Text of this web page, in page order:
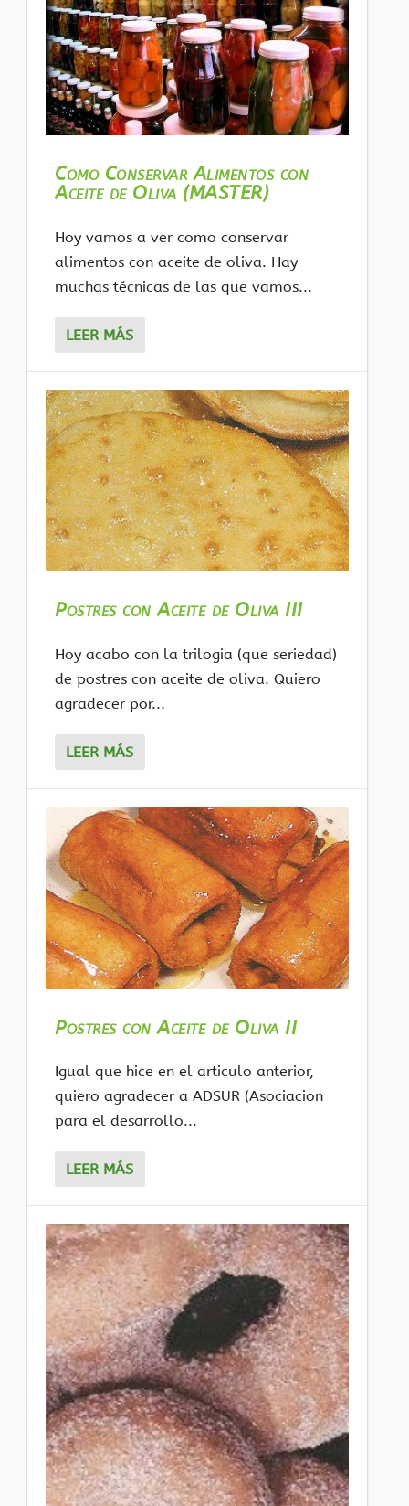
Como Conservar Alimentos con
Aceite de Oliva (MASTER)
Hoy vamos a ver como conservar
alimentos con aceite de oliva. Hay
muchas técnicas de las que vamos...
LEER MÁS
Postres con Aceite de Oliva III
Hoy acabo con la trilogia (que seriedad)
de postres con aceite de oliva. Quiero
agradecer por...
LEER MÁS
Postres con Aceite de Oliva II
Igual que hice en el articulo anterior,
quiero agradecer a ADSUR (Asociacion
para el desarrollo...
LEER MÁS